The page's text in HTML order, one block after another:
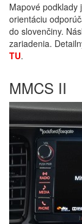
Mapové podklady
orientáciu
do slovenčiny.
zariadenia.
TU.
MMCS II